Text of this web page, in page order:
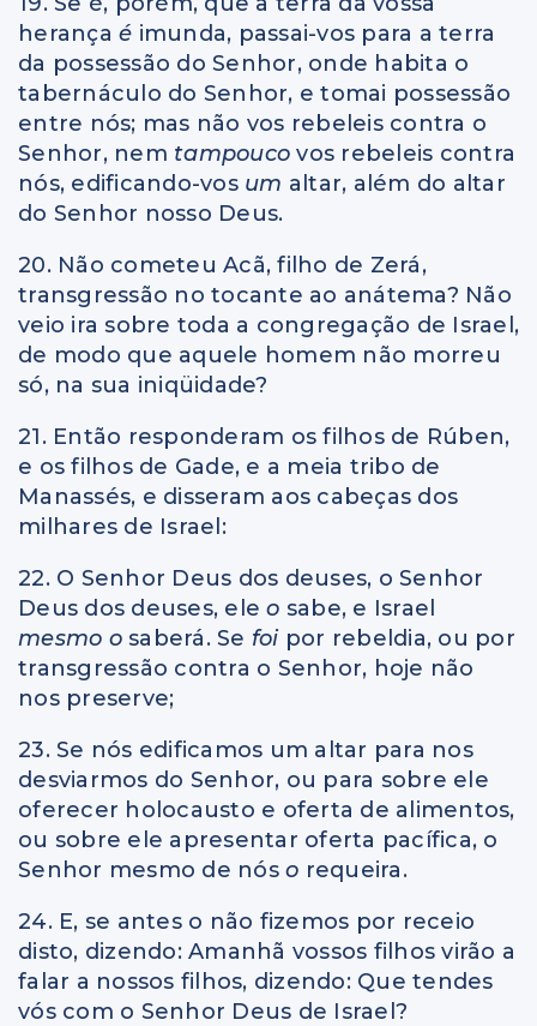
herança é imunda, passai-vos para a terra
da possessão do Senhor, onde habita o
tabernáculo do Senhor, e tomai possessão
entre nós; mas não vos rebeleis contra o
Senhor, nem tampoucovos rebeleis contra
nós, edificando-vos um altar, além do altar
do Senhor nosso Deus.
20. Não cometeu Acã, filho de Zerá,
transgressão no tocante ao anátema? Não
veio ira sobre toda a congregação de Israel,
de modo que aquele homem não morreu
só, na sua iniqüidade?
21. Então responderam os filhos de Rúben,
e os filhos de Gade, e a meia tribo de
Manassés, e disseram aos cabeças dos
milhares de Israel:
22. O Senhor Deus dos deuses, o Senhor
Deus dos deuses, eleo sabe, e Israel
mesmo o saberá. Se foi por rebeldia, ou por
transgressão contra o Senhor, hoje não
nos preserve;
23. Se nós edificamos um altar para nos
desviarmos do Senhor, ou para sobre ele
oferecer holocausto e oferta de alimentos,
ou sobre ele apresentar oferta pacífica, o
Senhor mesmo de nós o requeira.
24. E, se antes o não fizemos por receio
disto, dizendo: Amanhã vossos filhos virão a
falar a nossos filhos, dizendo: Que tendes
vós com o Senhor Deus de Israel?